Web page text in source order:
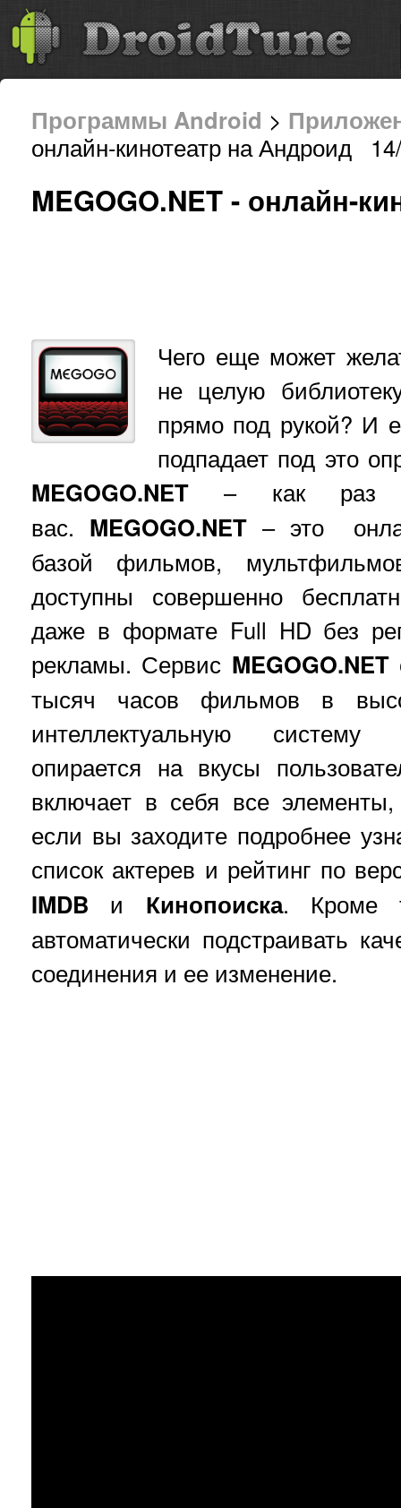
Программы Android >
онлайн-кинотеатр на Андроид
MEGOGO.NET - онлайн-
Чего еще может
не целую
прямо под рукой? И
подпадает под это
MEGOGO.NET – как раз
вас. MEGOGO.NET– это
базой фильмов,
доступны совершенно
даже в формате Full HD без
рекламы. Сервис MEGOGO.NET
тысяч часов фильмов в
интеллектуальную систему
опирается на вкусы
включает в себя все
если вы заходите подробнее
список актерев и рейтинг по
IMDB и Кинопоиска. Кроме
автоматически подстраивать
соединения и ее изменение.